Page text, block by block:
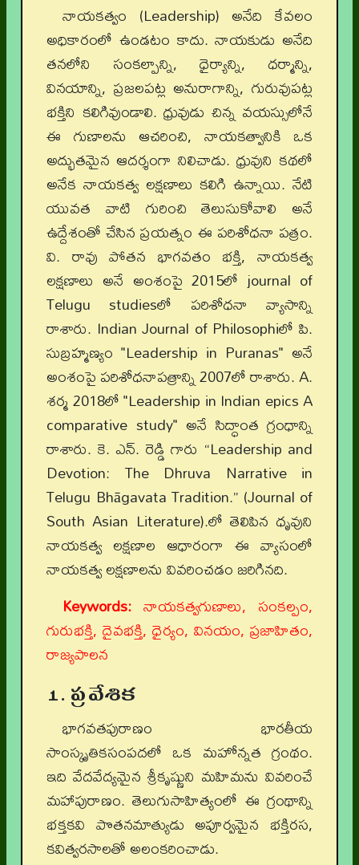
నాయకత్వం (Leadership) అనేది కేవలం
అధికారంలో ఉండటం కాదు. నాయకుడు అనేది
తనలోని సంకల్పాన్ని, ధైర్యాన్ని, ధర్మాన్ని,
వినయాన్ని, ప్రజలపట్ల అనురాగాన్ని, గురువుపట్ల
భక్తిని కలిగివుండాలి. ధ్రువుడు చిన్న వయస్సులోనే
ఈ గుణాలను ఆచరించి, నాయకత్వానికి ఒక
అద్భుతమైన ఆదర్శంగా నిలిచాడు. ధ్రువుని కథలో
అనేక నాయకత్వ లక్షణాలు కలిగి ఉన్నాయి. నేటి
యువత వాటి గురించి తెలుసుకోవాలి అనే
ఉద్దేశంతో చేసిన ప్రయత్నం ఈ పరిశోధనా పత్రం.
వి. రావు పోతన భాగవతం భక్తి, నాయకత్వ
లక్షణాలు అనే అంశంపై 2015లో journal of
Telugu studiesలో పరిశోధనా వ్యాసాన్ని
రాశారు. Indian Journal of Philosophiలో పి.
సుబ్రహ్మణ్యం "Leadership in Puranas" అనే
అంశంపై పరిశోధనాపత్రాన్ని 2007లో రాశారు. A.
శర్మ 2018లో "Leadership in Indian epics A
comparative study" అనే సిద్ధాంత గ్రంధాన్ని
రాశారు. కె. ఎన్. రెడ్డి గారు “Leadership and
Devotion: The Dhruva Narrative in
Telugu Bhāgavata Tradition.” (Journal of
South Asian Literature).లో తెలిపిన ధృవుని
నాయకత్వ లక్షణాల ఆధారంగా ఈ వ్యాసంలో
నాయకత్వ లక్షణాలను వివరించడం జరిగినది.
Keywords: నాయకత్వగుణాలు, సంకల్పం,
గురుభక్తి, దైవభక్తి, ధైర్యం, వినయం, ప్రజాహితం,
రాజ్యపాలన
1. ప్రవేశిక
భాగవతపురాణం భారతీయ
సాంస్కృతికసంపదలో ఒక మహోన్నత గ్రంథం.
ఇది వేదవేద్యమైన శ్రీకృష్ణుని మహిమను వివరించే
మహాపురాణం. తెలుగుసాహిత్యంలో ఈ గ్రంథాన్ని
భక్తకవి పొతనమాత్యుడు అపూర్వమైన భక్తిరస,
కవిత్వరసాలతో అలంకరించాడు.